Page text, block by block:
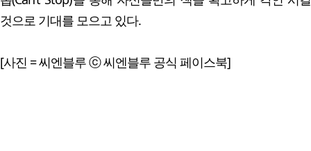
것으로 기대를 모으고 있다.
[사진 = 씨엔블루 ⓒ 씨엔블루 공식 페이스북]